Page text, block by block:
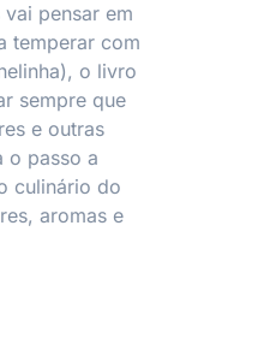
pensar em
temperar com
o livro
sempre que
e outras
o passo a
culinário do
aromas e